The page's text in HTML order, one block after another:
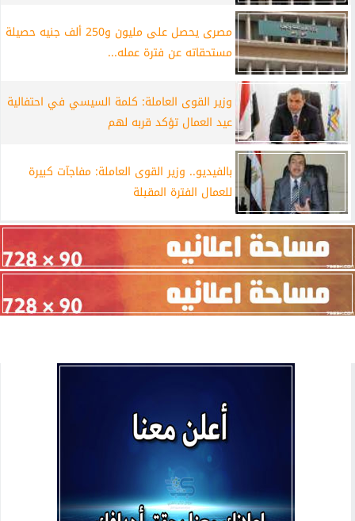
مصرى يحصل على مليون و250 ألف جنيه حصيلة
مستحقاته عن فترة عمله...
وزير القوى العاملة: كلمة السيسي في احتفالية
عيد العمال تؤكد قربه لهم
بالفيديو.. وزير القوى العاملة: مفاجآت كبيرة
للعمال الفترة المقبلة